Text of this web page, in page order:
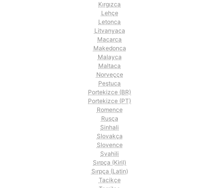
Kırgızca
Lehçe
Letonca
Litvanyaca
Macarca
Makedonca
Malayca
Maltaca
Norveççe
Peştuca
Portekizce (BR)
Portekizce (PT)
Romence
Rusça
Sinhali
Slovakça
Slovence
Svahili
Sırpça (Kiril)
Sırpça (Latin)
Tacikçe